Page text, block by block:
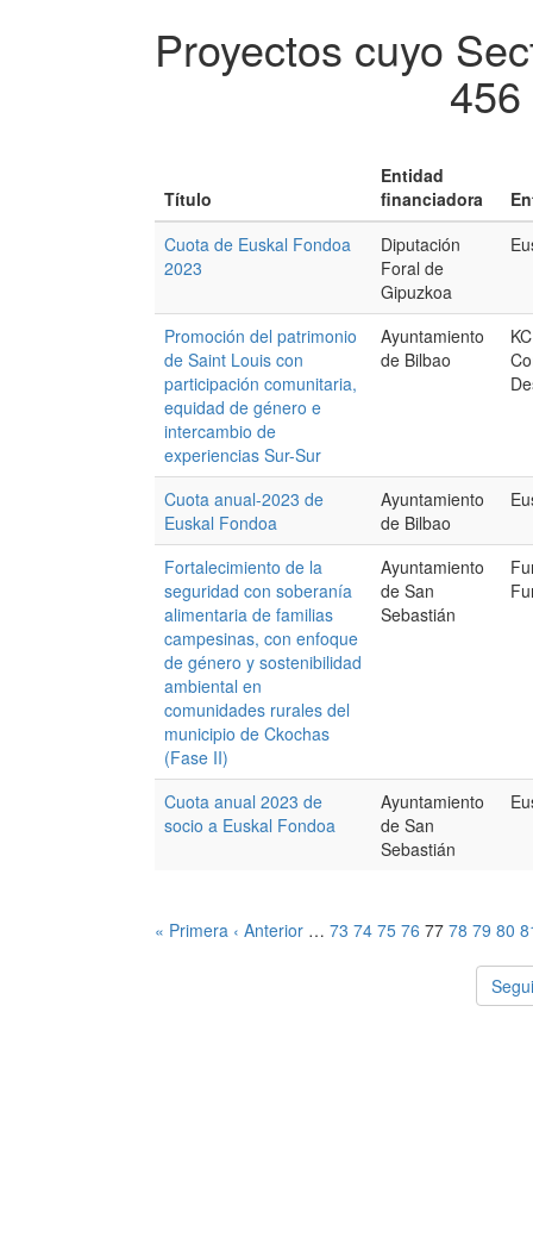
Proyectos cuyo
Título
Entidad
financiadora
Cuota de Euskal Fondoa
2023
Diputación
Foral de
Gipuzkoa
Promoción del patrimonio
de Saint Louis con
participación comunitaria,
equidad de género e
intercambio de
experiencias Sur-Sur
Ayuntamiento
de Bilbao
Cuota anual-2023 de
Euskal Fondoa
Ayuntamiento
de Bilbao
Fortalecimiento de la
seguridad con soberanía
alimentaria de familias
campesinas, con enfoque
de género y sostenibilidad
ambiental en
comunidades rurales del
municipio de Ckochas
(Fase II)
Ayuntamiento
de San
Sebastián
Cuota anual 2023 de
socio a Euskal Fondoa
Ayuntamiento
de San
Sebastián
« Primera ‹ Anterior … 73 74 75 76 77 78 79 80